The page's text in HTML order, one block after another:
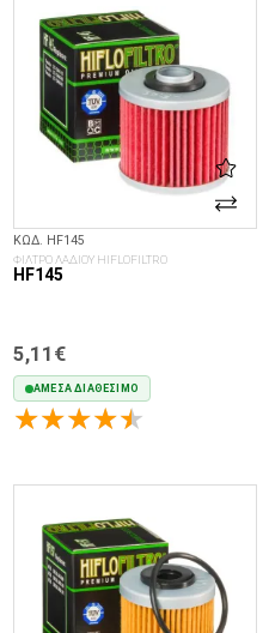
ΚΩΔ. HF145
ΦΙΛΤΡΟ ΛΑΔΙΟΥ HIFLOFILTRO
HF145
5,11€
ΆΜΕΣΑ ΔΙΑΘΈΣΙΜΟ